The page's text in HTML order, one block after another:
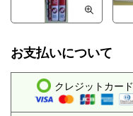
お支払いについて
クレジットカード